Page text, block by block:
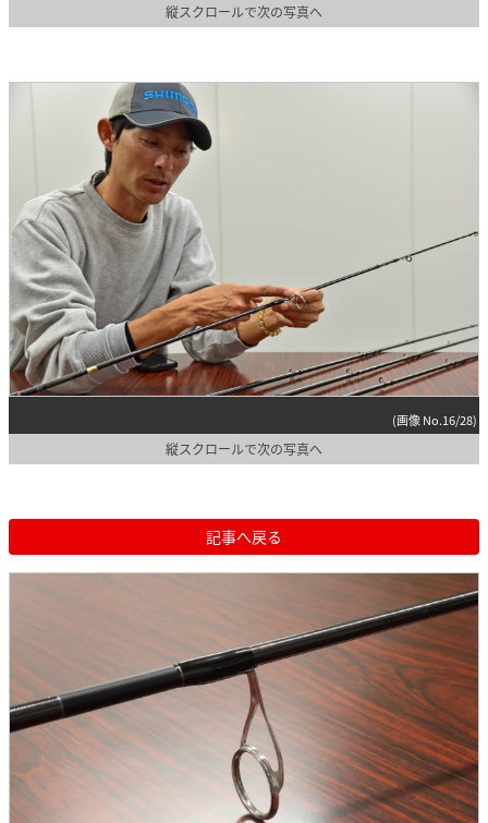
縦スクロールで次の写真へ
(画像 No.16/28)
縦スクロールで次の写真へ
記事へ戻る